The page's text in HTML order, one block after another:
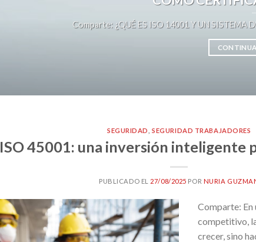
Comparte: ¿QUÉ ES ISO 14001 Y UN SISTEMA
SEGURIDAD ,SEGURIDAD TRABAJADORES
ISO 45001: una inversión inteligente
PUBLICADO EL 27/08/2025 POR NURIA
Comparte: En
competitivo,
crecer, sino